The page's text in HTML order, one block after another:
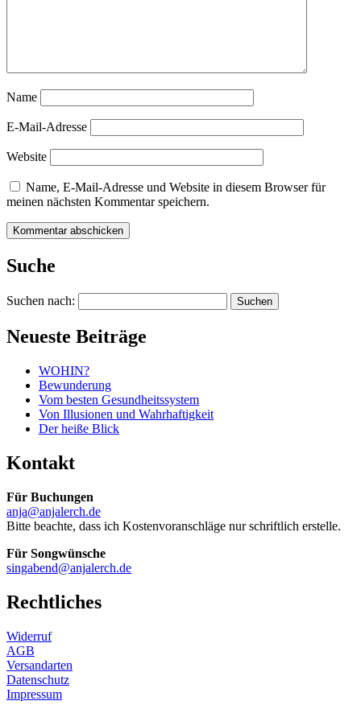
Name
E-Mail-Adresse
Website
Name, E-Mail-Adresse und Website in diesem Browser für
meinen nächsten Kommentar speichern.
Suche
Suchen nach:
Neueste Beiträge
WOHIN?
Bewunderung
Vom besten Gesundheitssystem
Von Illusionen und Wahrhaftigkeit
Der heiße Blick
Kontakt
Für Buchungen
anja@anjalerch.de
Bitte beachte, dass ich Kostenvoranschläge nur schriftlich erstelle.
Für Songwünsche
singabend@anjalerch.de
Rechtliches
Widerruf
AGB
Versandarten
Datenschutz
Impressum